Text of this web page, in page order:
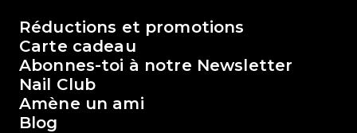
Le monde de Passione Beauty
Réductions et promotions
Carte cadeau
Abonnes-toi à notre Newsletter
Nail Club
Amène un ami
Blog